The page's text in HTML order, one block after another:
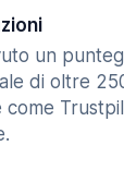
un
di oltre